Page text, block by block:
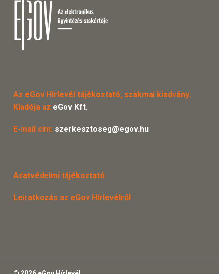
Az eGov Hírlevél tájékoztató, szakmai kiadvány.
Kiadója az eGov Kft.
E-mail cím: szerkesztoseg@egov.hu
Adatvédelmi tájékoztató
Leiratkozás az eGov Hírlevélről